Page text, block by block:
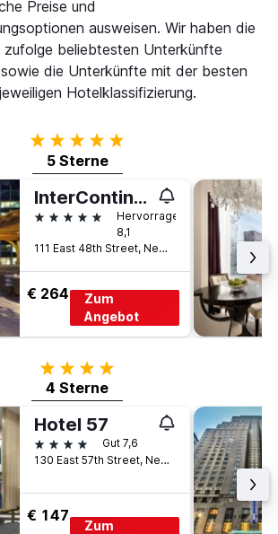
Preise und
ausweisen. Wir haben die
zufolge beliebtesten Unterkünfte
die Unterkünfte mit der besten
Hotelklassifizierung.
5 Sterne
5 Sterne
InterContinental New York Barclay
5 Sterne
Hervorragend
8,1
111 East 48th Street, New York, NY, USA
€ 264
Zum
Angebot
4 Sterne
4 Sterne
Hotel 57
4 Sterne
Gut 7,6
130 East 57th Street, New York, NY, USA
€ 147
Zum